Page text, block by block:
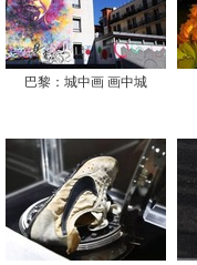
巴黎：城中画 画中城